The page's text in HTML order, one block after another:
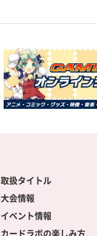
取扱タイトル
大会情報
イベント情報
カードラボの楽しみ方